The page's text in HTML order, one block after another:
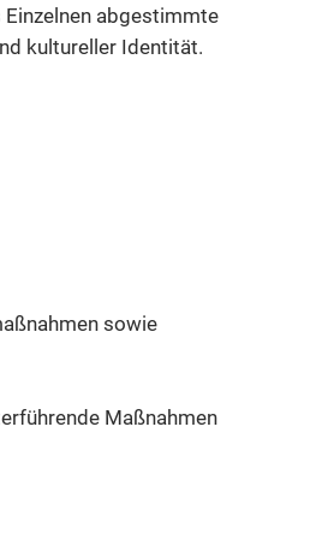
abgestimmte
kultureller Identität.
sowie
Maßnahmen